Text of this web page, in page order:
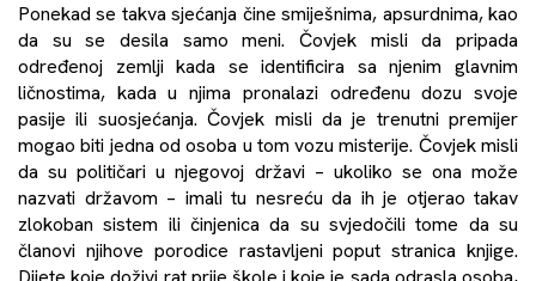
Ponekad se takva sjećanja čine smiješnima, apsurdnima, kao
da su se desila samo meni. Čovjek misli da pripada
određenoj zemlji kada se identificira sa njenim glavnim
ličnostima, kada u njima pronalazi određenu dozu svoje
pasije ili suosjećanja. Čovjek misli da je trenutni premijer
mogao biti jedna od osoba u tom vozu misterije. Čovjek misli
da su političari u njegovoj državi – ukoliko se ona može
nazvati državom – imali tu nesreću da ih je otjerao takav
zlokoban sistem ili činjenica da su svjedočili tome da su
članovi njihove porodice rastavljeni poput stranica knjige.